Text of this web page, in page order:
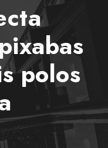
polos